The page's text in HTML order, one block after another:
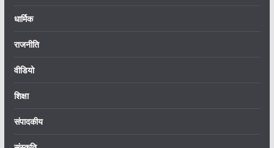
धार्मिक
राजनीति
वीडियो
शिक्षा
संपादकीय